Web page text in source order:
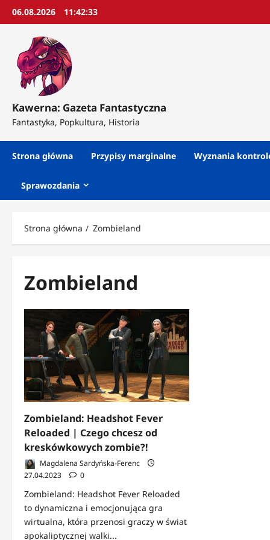
Przejdź
06.08.2026 11:42:35
Kawerna: Gazeta Fantastyczna
Fantastyka, Popkultura, Historia
Strona główna Przypisy marginalne Wyznania
Sprawozdania
Strona główna Zombieland
Zombieland
Zombieland: Headshot Fever
Reloaded | Czego chcesz od
kreskówkowych zombie?!
Magdalena Sardyńska-Ferenc
27.04.2023
0
Zombieland: Headshot Fever Reloaded
to dynamiczna i emocjonująca gra
wirtualna, która przenosi graczy w świat
apokaliptycznej walki...